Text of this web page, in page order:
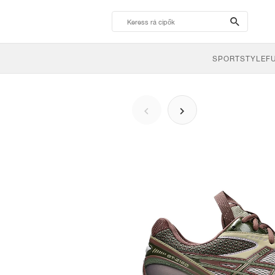
search-
btn
SPORTSTYLE